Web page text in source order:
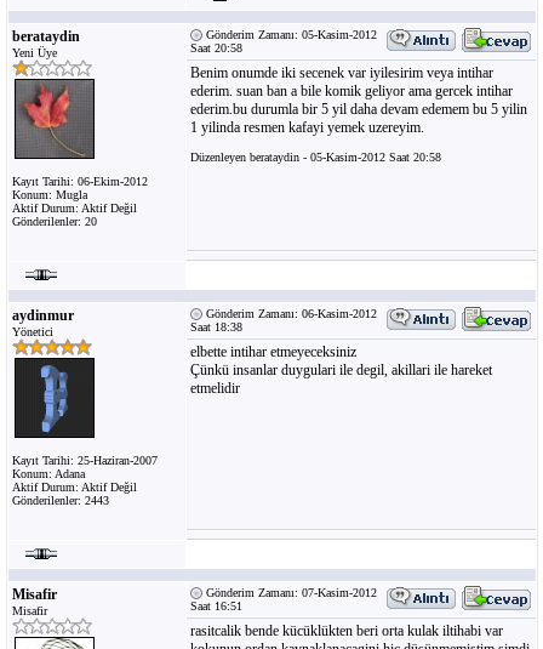
berataydin
Yeni Üye
Kayıt Tarihi: 06-Ekim-2012
Konum: Mugla
Aktif Durum: Aktif Değil
Gönderilenler: 20
Gönderim Zamanı: 05-Kasim-2012
Saat 20:58
Benim onumde iki secenek var iyilesirim veya intihar
ederim. suan ban a bile komik geliyor ama gercek intihar
ederim.bu durumla bir 5 yil daha devam edemem bu 5 yilin
1 yilinda resmen kafayi yemek uzereyim.
Düzenleyen berataydin - 05-Kasim-2012 Saat 20:58
aydinmur
Yönetici
Kayıt Tarihi: 25-Haziran-2007
Konum: Adana
Aktif Durum: Aktif Değil
Gönderilenler: 2443
Gönderim Zamanı: 06-Kasim-2012
Saat 18:38
elbette intihar etmeyeceksiniz
Çünkü insanlar duygulari ile degil, akillari ile hareket
etmelidir
Misafir
Misafir
Gönderim Zamanı: 07-Kasim-2012
Saat 16:51
rasitcalik bende kücüklükten beri orta kulak iltihabi var